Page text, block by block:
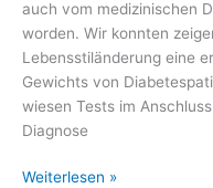
auch vom medizinischen
worden. Wir konnten
Lebensstiländerung eine
Gewichts von
wiesen Tests im
Diagnose
Diabetes
Weiterlesen »